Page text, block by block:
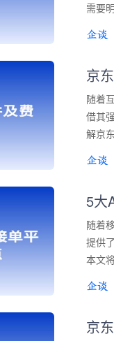
需要
京
随着
借其
解京
5大
随着
提供
本文
京